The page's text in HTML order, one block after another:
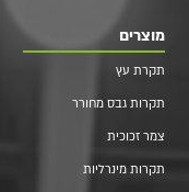
מוצרים
תקרת עץ
תקרות גבס מחורר
צמר זכוכית
תקרות מינרליות